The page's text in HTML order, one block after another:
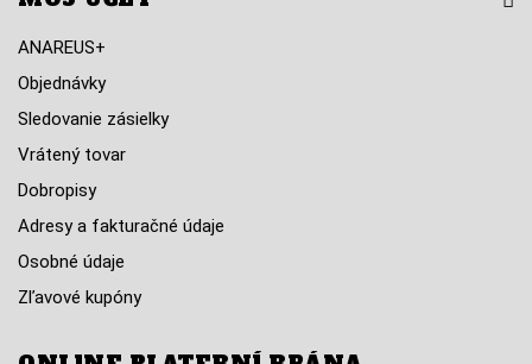
ANAREUS+
Objednávky
Sledovanie zásielky
Vrátený tovar
Dobropisy
Adresy a fakturačné údaje
Osobné údaje
Zľavové kupóny